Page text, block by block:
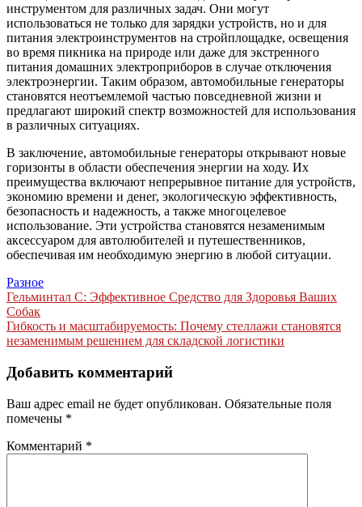
инструментом для различных задач. Они могут
использоваться не только для зарядки устройств, но и для
питания электроинструментов на стройплощадке, освещения
во время пикника на природе или даже для экстренного
питания домашних электроприборов в случае отключения
электроэнергии. Таким образом, автомобильные генераторы
становятся неотъемлемой частью повседневной жизни и
предлагают широкий спектр возможностей для использования
в различных ситуациях.
В заключение, автомобильные генераторы открывают новые
горизонты в области обеспечения энергии на ходу. Их
преимущества включают непрерывное питание для устройств,
экономию времени и денег, экологическую эффективность,
безопасность и надежность, а также многоцелевое
использование. Эти устройства становятся незаменимым
аксессуаром для автолюбителей и путешественников,
обеспечивая им необходимую энергию в любой ситуации.
Разное
Навигация
по
записям
Гельминтал С: Эффективное Средство для Здоровья Ваших
Собак
Гибкость и масштабируемость: Почему стеллажи становятся
незаменимым решением для складской логистики
Добавить комментарий
Ваш адрес email не будет опубликован. Обязательные поля
помечены *
Комментарий *